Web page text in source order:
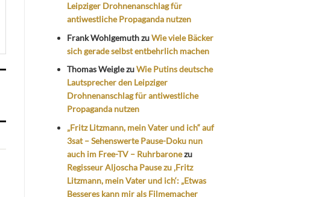
Leipziger Drohnenanschlag für
antiwestliche Propaganda nutzen
Frank WohlgemuthzuWie viele Bäcker
sich gerade selbst entbehrlich machen
Thomas WeiglezuWie Putins deutsche
Lautsprecher den Leipziger
Drohnenanschlag für antiwestliche
Propaganda nutzen
„Fritz Litzmann, mein Vater und ich“ auf
3sat – Sehenswerte Pause-Doku nun
auch im Free-TV – Ruhrbaronezu
Regisseur Aljoscha Pause zu ‚Fritz
Litzmann, mein Vater und ich‘: „Etwas
Besseres kann mir als Filmemacher